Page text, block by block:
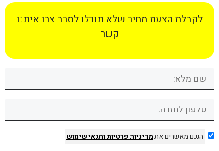
לקבלת הצעת מחיר שלא תוכלו לסרב צרו איתנו
קשר
הנכם מאשרים אתמדיניות פרטיותותנאי שימוש